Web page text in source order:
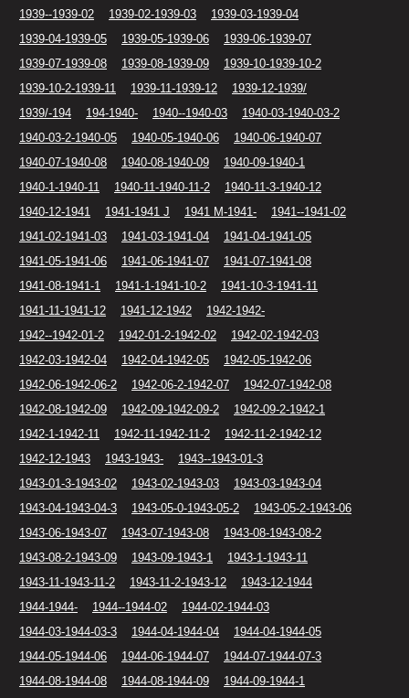
1939--1939-02
1939-02-1939-03
1939-03-1939-04
1939-04-1939-05
1939-05-1939-06
1939-06-1939-07
1939-07-1939-08
1939-08-1939-09
1939-10-1939-10-2
1939-10-2-1939-11
1939-11-1939-12
1939-12-1939/
1939/-194
194-1940- 1940--1940-03
1940-03-1940-03-2
1940-03-2-1940-05
1940-05-1940-06
1940-06-1940-07
1940-07-1940-08
1940-08-1940-09
1940-09-1940-1
1940-1-1940-11
1940-11-1940-11-2
1940-11-3-1940-12
1940-12-1941
1941-1941 J 1941 M-1941-
1941--1941-02
1941-02-1941-03
1941-03-1941-04
1941-04-1941-05
1941-05-1941-06
1941-06-1941-07
1941-07-1941-08
1941-08-1941-1
1941-1-1941-10-2
1941-10-3-1941-11
1941-11-1941-12
1941-12-1942
1942-1942-
1942--1942-01-2
1942-01-2-1942-02
1942-02-1942-03
1942-03-1942-04
1942-04-1942-05
1942-05-1942-06
1942-06-1942-06-2
1942-06-2-1942-07
1942-07-1942-08
1942-08-1942-09
1942-09-1942-09-2
1942-09-2-1942-1
1942-1-1942-11
1942-11-1942-11-2
1942-11-2-1942-12
1942-12-1943
1943-1943-
1943--1943-01-3
1943-01-3-1943-02
1943-02-1943-03
1943-03-1943-04
1943-04-1943-04-3
1943-05-0-1943-05-2
1943-05-2-1943-06
1943-06-1943-07
1943-07-1943-08
1943-08-1943-08-2
1943-08-2-1943-09
1943-09-1943-1
1943-1-1943-11
1943-11-1943-11-2
1943-11-2-1943-12
1943-12-1944
1944-1944-
1944--1944-02
1944-02-1944-03
1944-03-1944-03-3
1944-04-1944-04
1944-04-1944-05
1944-05-1944-06
1944-06-1944-07
1944-07-1944-07-3
1944-08-1944-08
1944-08-1944-09
1944-09-1944-1